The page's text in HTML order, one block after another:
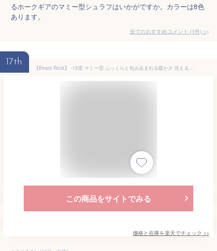
るホークギアのマミー型シュラフはいかがですか。カラーは8色
あります。
全てのおすすめコメント (1件) >
17th
【Bears Rock】 -15度 マミー型 ふっくらと包み込まれる暖かさ 洗える寝袋 丸洗い センタージッパー 4シーズン対応 冬用 -15℃ 暖房費 節約 寒さ対策 キャンプ 寝袋 ツーリング 自宅 コンパクト 車中泊 足元 頭寒足熱 受験勉強 家で 家の中 冬 センターファスナー式
この商品をサイトでみる
価格と在庫を楽天でチェック >>